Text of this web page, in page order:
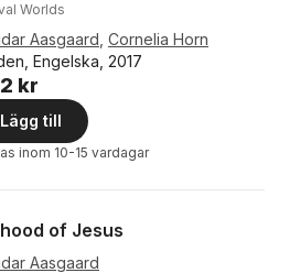
Worlds
Aasgaard Cornelia Horn
Engelska, 2017
kr
Lägg till
inom 10-15 vardagar
of Jesus
Aasgaard